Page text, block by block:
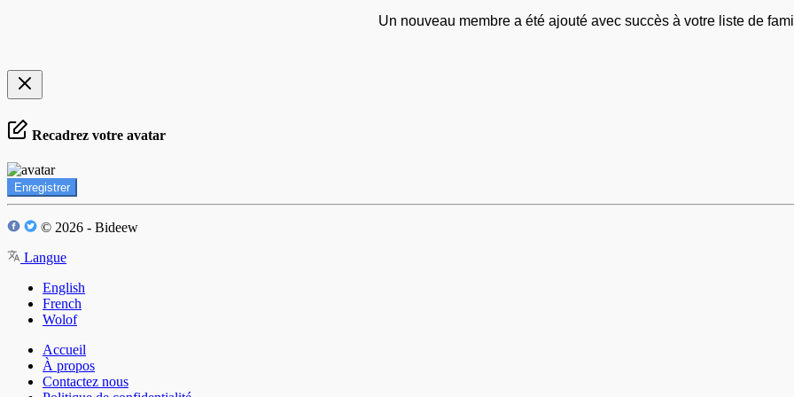
Un nouveau membre a été ajouté avec succès à votre liste de
Recadrez votre avatar
Enregistrer
© 2026 - Bideew
Langue
English
French
Wolof
Accueil
À propos
Contactez nous